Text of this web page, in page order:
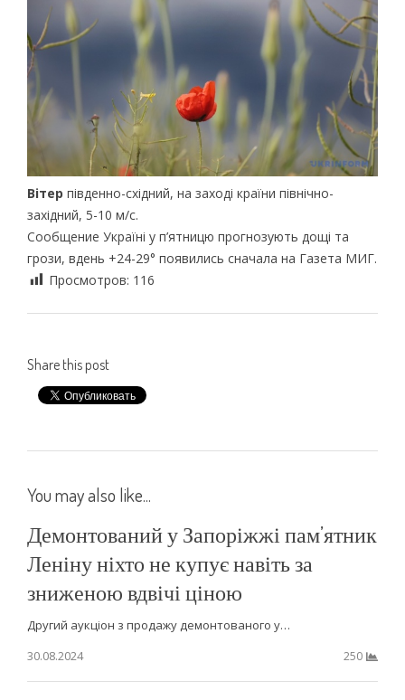
Вітер південно-східний, на заході країни північно-
західний, 5-10 м/с.
Сообщение Україні у п’ятницю прогнозують дощі та
грози, вдень +24-29° появились сначала на Газета МИГ.
Просмотров: 116
Share this post
You may also like...
Демонтований у Запоріжжі пам’ятник
Леніну ніхто не купує навіть за
зниженою вдвічі ціною
Другий аукціон з продажу демонтованого у…
30.08.2024
250